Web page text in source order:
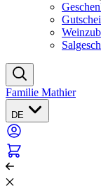
Familie Mathier
DE